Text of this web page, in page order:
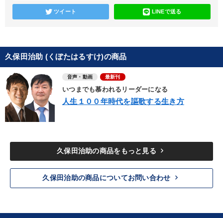
ツイート LINEで送る
久保田治助 (くぼたはるすけ)の商品
音声・動画 最新刊
いつまでも慕われるリーダーになる
人生１００年時代を謳歌する生き方
久保田治助の商品をもっと見る keyboard_arrow_right
久保田治助の商品についてお問い合わせ keyboard_arrow_right